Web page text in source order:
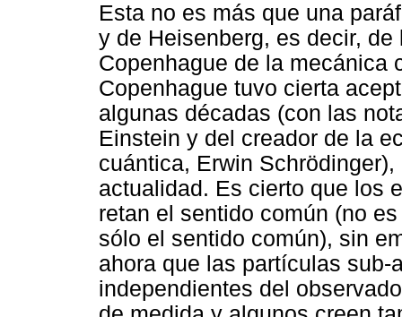
Esta no es más que una
y de Heisenberg, es decir,
Copenhague de la mecánica
Copenhague tuvo cierta
algunas décadas (con las
Einstein y del creador de la
cuántica, Erwin
actualidad. Es cierto que los
retan el sentido común (no
sólo el sentido común), sin
ahora que las partículas
independientes del